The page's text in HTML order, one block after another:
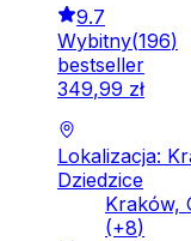
9.7
Wybitny(196)
bestseller
349,99 zł
Lokalizacja:
Dziedzice
Kraków,
(+8)